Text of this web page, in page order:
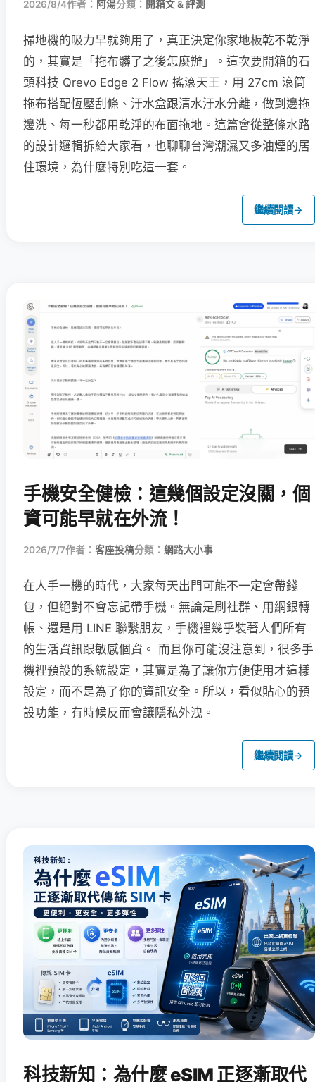
2026/8/4作者： 阿湯分類： 開箱文 & 評測
掃地機的吸力早就夠用了，真正決定你家地板乾不乾淨
的，其實是「拖布髒了之後怎麼辦」。這次要開箱的石
頭科技 Qrevo Edge 2 Flow 搖滾天王，用 27cm 滾筒
拖布搭配恆壓刮條、汙水盒跟清水汙水分離，做到邊拖
邊洗、每一秒都用乾淨的布面拖地。這篇會從整條水路
的設計邏輯拆給大家看，也聊聊台灣潮濕又多油煙的居
住環境，為什麼特別吃這一套。
繼續閱讀→
手機安全健檢：這幾個設定沒關，個
資可能早就在外流！
2026/7/7作者： 客座投稿分類： 網路大小事
在人手一機的時代，大家每天出門可能不一定會帶錢
包，但絕對不會忘記帶手機。無論是刷社群、用網銀轉
帳、還是用 LINE 聯繫朋友，手機裡幾乎裝著人們所有
的生活資訊跟敏感個資。 而且你可能沒注意到，很多手
機裡預設的系統設定，其實是為了讓你方便使用才這樣
設定，而不是為了你的資訊安全。所以，看似貼心的預
設功能，有時候反而會讓隱私外洩。
繼續閱讀→
科技新知：為什麼 eSIM 正逐漸取代